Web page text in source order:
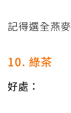
記得選全燕
10. 綠茶
好處：